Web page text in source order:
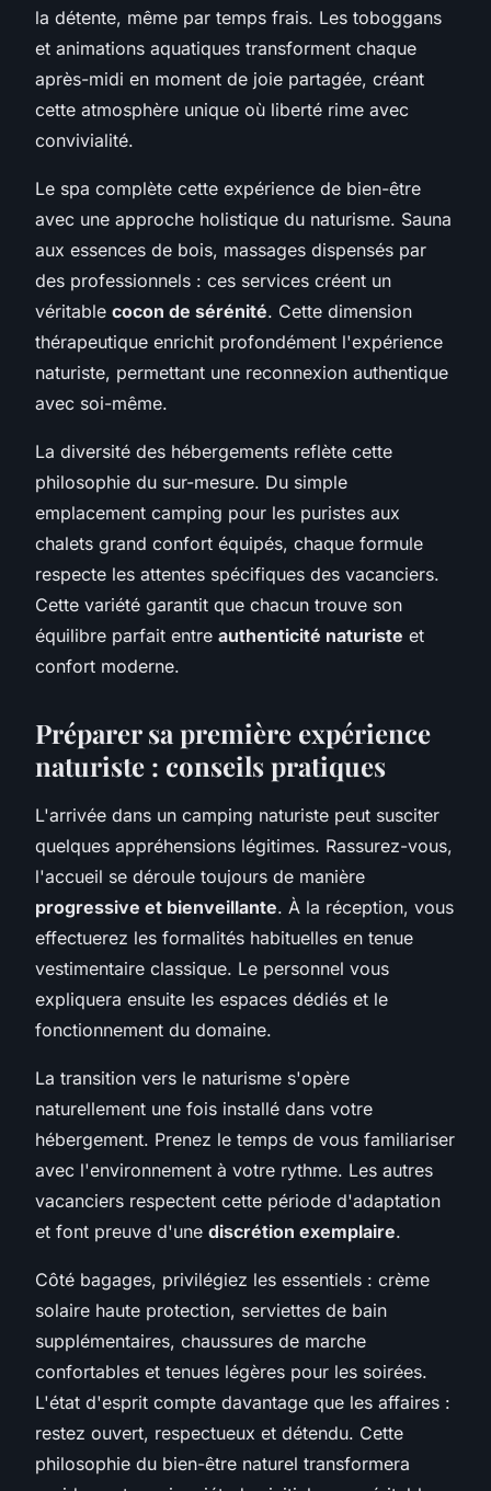
la détente, même par temps frais. Les toboggans
et animations aquatiques transforment chaque
après-midi en moment de joie partagée, créant
cette atmosphère unique où liberté rime avec
convivialité.
Le spa complète cette expérience de bien-être
avec une approche holistique du naturisme. Sauna
aux essences de bois, massages dispensés par
des professionnels : ces services créent un
véritable cocon de sérénité. Cette dimension
thérapeutique enrichit profondément l'expérience
naturiste, permettant une reconnexion authentique
avec soi-même.
La diversité des hébergements reflète cette
philosophie du sur-mesure. Du simple
emplacement camping pour les puristes aux
chalets grand confort équipés, chaque formule
respecte les attentes spécifiques des vacanciers.
Cette variété garantit que chacun trouve son
équilibre parfait entre authenticité naturiste et
confort moderne.
Préparer sa première expérience
naturiste : conseils pratiques
L'arrivée dans un camping naturiste peut susciter
quelques appréhensions légitimes. Rassurez-vous,
l'accueil se déroule toujours de manière
progressive et bienveillante. À la réception, vous
effectuerez les formalités habituelles en tenue
vestimentaire classique. Le personnel vous
expliquera ensuite les espaces dédiés et le
fonctionnement du domaine.
La transition vers le naturisme s'opère
naturellement une fois installé dans votre
hébergement. Prenez le temps de vous familiariser
avec l'environnement à votre rythme. Les autres
vacanciers respectent cette période d'adaptation
et font preuve d'une discrétion exemplaire.
Côté bagages, privilégiez les essentiels : crème
solaire haute protection, serviettes de bain
supplémentaires, chaussures de marche
confortables et tenues légères pour les soirées.
L'état d'esprit compte davantage que les affaires :
restez ouvert, respectueux et détendu. Cette
philosophie du bien-être naturel transformera